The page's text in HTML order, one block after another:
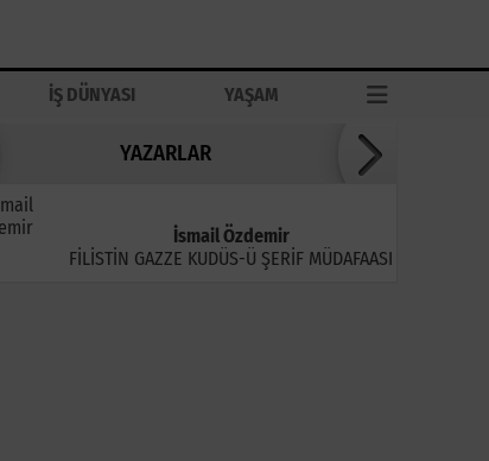
İŞ DÜNYASI YAŞAM
YAZARLAR
İsmail Özdemir
FİLİSTİN GAZZE KUDÜS-Ü ŞERİF MÜDAFAASI